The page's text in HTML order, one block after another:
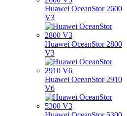
Huawei OceanStor 2600
V3
Huawei OceanStor 2800
V3
Huawei OceanStor 2910
V6